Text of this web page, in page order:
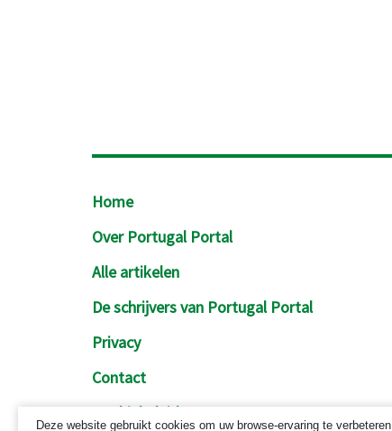
Footer
Home
Over Portugal Portal
Alle artikelen
De schrijvers van Portugal Portal
Privacy
Contact
Cookiebeleid
Deze website gebruikt cookies om uw browse-ervaring te verbeteren